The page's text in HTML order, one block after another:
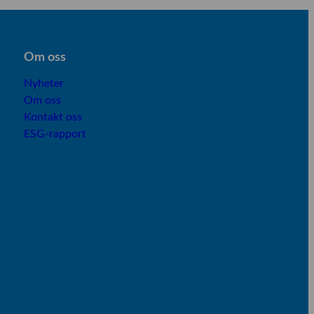
Om oss
Nyheter
Om oss
Kontakt oss
ESG-rapport